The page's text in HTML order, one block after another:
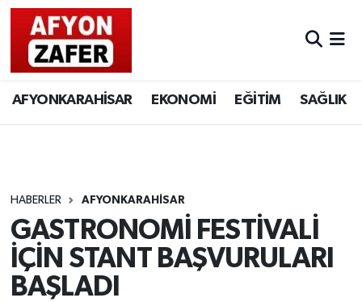
AFYONKARAHİSAR EKONOMİ EĞİTİM SAĞLIK
HABERLER AFYONKARAHİSAR
GASTRONOMİ FESTİVALİ
İÇİN STANT BAŞVURULARI
BAŞLADI